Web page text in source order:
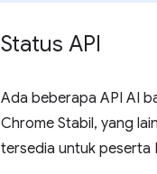
Status API
Ada beberapa API AI
Chrome Stabil, yang
tersedia untuk peserta